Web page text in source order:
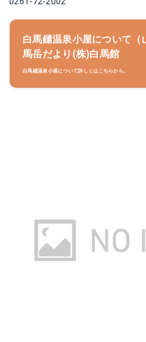
白馬鑓温泉小屋について（
馬岳だより(株)白馬館
白馬鑓温泉小屋について詳しくはこちらから。